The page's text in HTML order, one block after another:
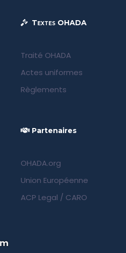
Textes OHADA
Traité OHADA
Actes uniformes
Règlements
Partenaires
OHADA.org
Union Européenne
ACP Legal / CARO